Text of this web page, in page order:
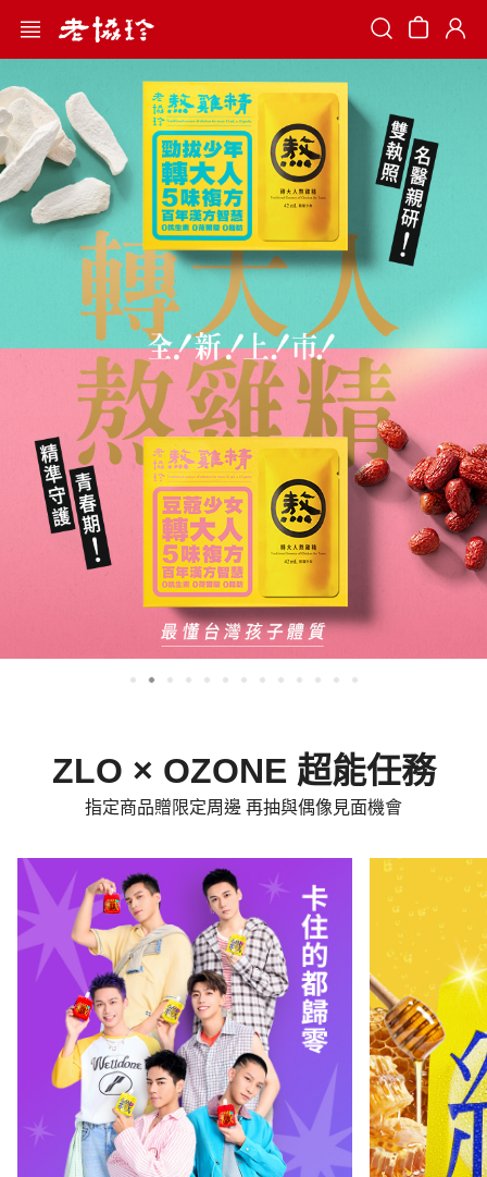
Search
ZLO × OZONE 超能任務
指定商品贈限定周邊 再抽與偶像見面機會